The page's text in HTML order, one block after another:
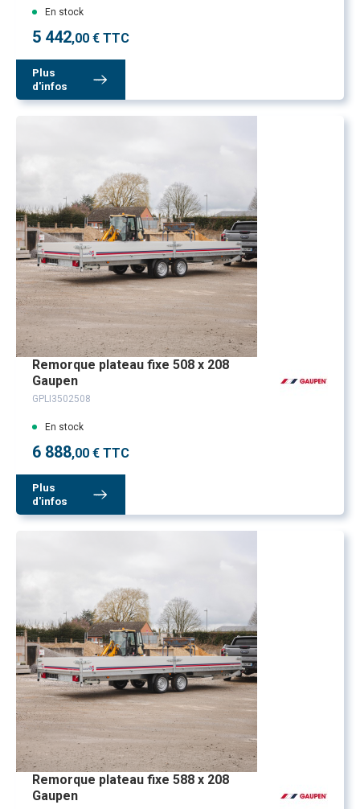
En stock
5 442,00 € TTC
Plus
d'infos
Remorque plateau fixe 508 x 208
Gaupen
GPLI3502508
En stock
6 888,00 € TTC
Plus
d'infos
Remorque plateau fixe 588 x 208
Gaupen